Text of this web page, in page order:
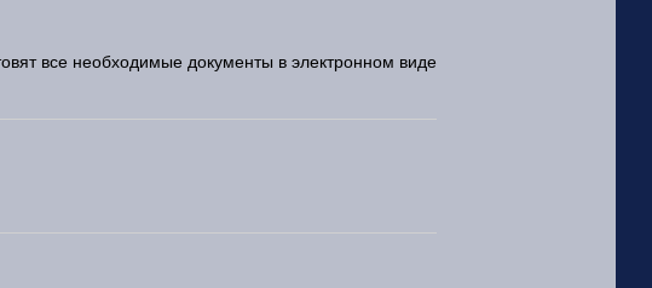
все необходимые документы в электронном виде